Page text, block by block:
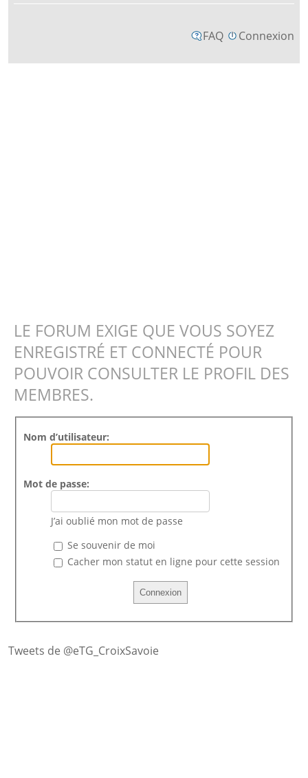
FAQ Connexion
LE FORUM EXIGE QUE VOUS SOYEZ
ENREGISTRÉ ET CONNECTÉ POUR
POUVOIR CONSULTER LE PROFIL DES
MEMBRES.
Nom d’utilisateur:
Mot de passe:
J’ai oublié mon mot de passe
Se souvenir de moi
Cacher mon statut en ligne pour cette session
Tweets de @eTG_CroixSavoie